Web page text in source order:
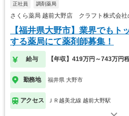
正社員 調剤薬局
さくら薬局 越前大野店 クラフト株式会社
【福井県大野市】業界でもト
する薬局にて薬剤師募集！
給与 【年収】419万円～743万円
勤務地 福井県 大野市
アクセス ＪＲ越美北線 越前大野駅